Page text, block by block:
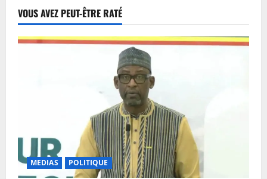
VOUS AVEZ PEUT-ÊTRE RATÉ
MEDIAS POLITIQUE